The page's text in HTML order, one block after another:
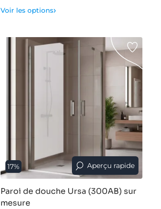
Voir les options›
17% Aperçu rapide
Paroi de douche Ursa (300AB) sur
mesure